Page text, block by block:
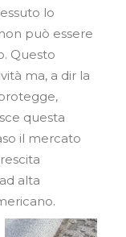
lo
può essere
Questo
ma, a dir la
questa
il mercato
alta